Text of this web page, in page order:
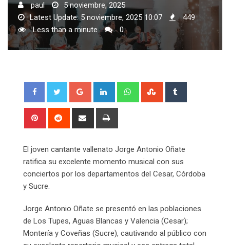
paul
5 noviembre, 2025
Latest Update: 5 noviembre, 2025 10:07
449
Less than a minute
0
Google+ LinkedIn WhatsappStumbleUpon
Pinterest Reddit
Share
El joven cantante vallenato Jorge Antonio Oñate
ratifica su excelente momento musical con sus
conciertos por los departamentos del Cesar, Córdoba
y Sucre.
Jorge Antonio Oñate se presentó en las poblaciones
de Los Tupes, Aguas Blancas y Valencia (Cesar);
Montería y Coveñas (Sucre), cautivando al público con